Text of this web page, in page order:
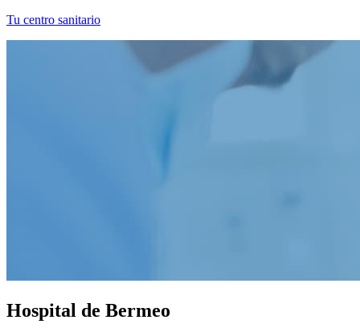
Tu centro sanitario
Hospital de Bermeo